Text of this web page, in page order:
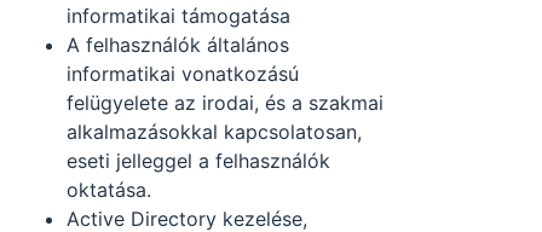
informatikai támogatása
A felhasználók általános
informatikai vonatkozású
felügyelete az irodai, és a szakmai
alkalmazásokkal kapcsolatosan,
eseti jelleggel a felhasználók
oktatása.
Active Directory kezelése,